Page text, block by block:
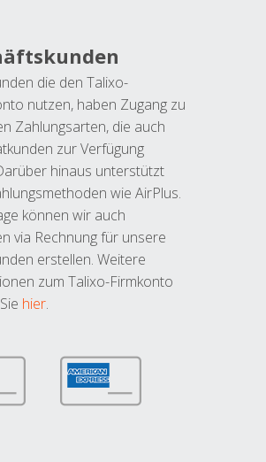
die den Talixo-
nutzen, haben Zugang zu
Zahlungsarten, die auch
zur Verfügung
hinaus unterstützt
wie AirPlus.
können wir auch
via Rechnung für unsere
erstellen. Weitere
zum Talixo-Firmkonto
hier.